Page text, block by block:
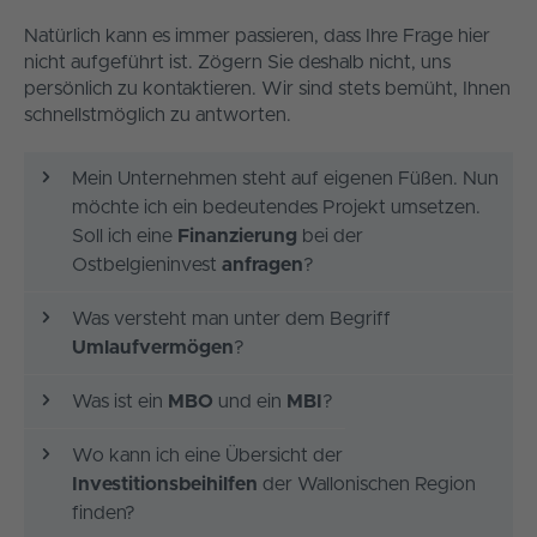
Natürlich kann es immer passieren, dass Ihre Frage hier
nicht aufgeführt ist. Zögern Sie deshalb nicht, uns
persönlich zu kontaktieren. Wir sind stets bemüht, Ihnen
schnellstmöglich zu antworten.
Mein Unternehmen steht auf eigenen Füßen. Nun
möchte ich ein bedeutendes Projekt umsetzen.
Soll ich eine Finanzierung bei der
Ostbelgieninvest anfragen?
Was versteht man unter dem Begriff
Umlaufvermögen?
Was ist ein MBO und ein MBI ?
Wo kann ich eine Übersicht der
Investitionsbeihilfen der Wallonischen Region
finden?